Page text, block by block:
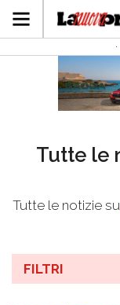
Tutte le
Tutte le notizie su
FILTRI